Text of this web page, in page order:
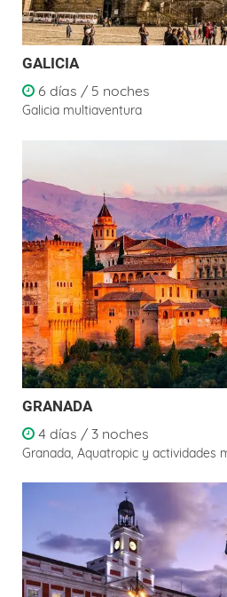
GALICIA
6 días / 5 noches
Galicia multiaventura
GRANADA
4 días / 3 noches
Granada, Aquatropic y actividades